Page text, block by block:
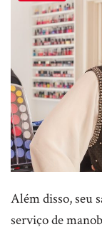
Além disso, seu
serviço de